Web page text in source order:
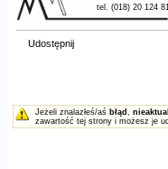
tel. (018) 20 124
Udostępnij
Jeżeli znalazłeś/aś błąd ,
zawartość tej strony i możesz je